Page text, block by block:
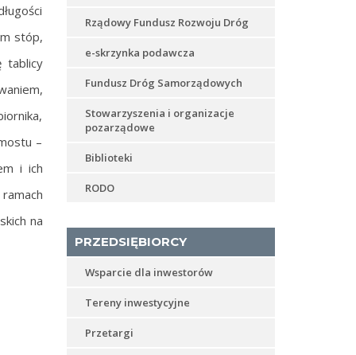
stóp,
tablicy
–
i ich
na
Rządowy Fundusz Rozwoju Dróg
e-skrzynka podawcza
Fundusz Dróg Samorządowych
Stowarzyszenia i organizacje
pozarządowe
Biblioteki
RODO
PRZEDSIĘBIORCY
Wsparcie dla inwestorów
Tereny inwestycyjne
Przetargi